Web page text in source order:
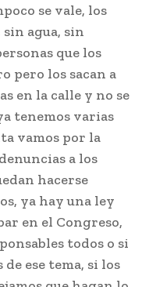
se vale, los
sin agua, sin
que los
pero los sacan a
en la calle y no se
tenemos varias
vamos por la
a los
hacerse
ya hay una ley
en el Congreso,
todos o si
ese tema, si los